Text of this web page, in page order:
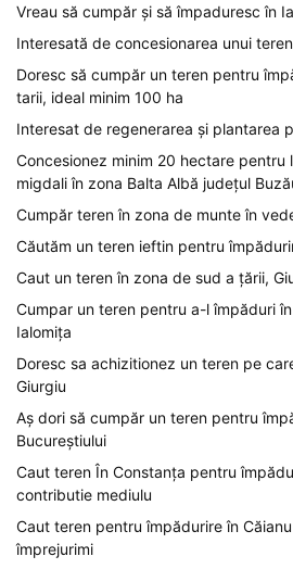
Vreau să cumpăr și să împaduresc în
Interesată de concesionarea unui
Doresc să cumpăr un teren pentru
tarii, ideal minim 100 ha
Interesat de regenerarea și plantarea
Concesionez minim 20 hectare pentru
migdali în zona Balta Albă județul
Cumpăr teren în zona de munte în
Căutăm un teren ieftin pentru
Caut un teren în zona de sud a țării,
Cumpar un teren pentru a-l împăduri
Ialomița
Doresc sa achizitionez un teren pe
Giurgiu
Aș dori să cumpăr un teren pentru
Bucureștiului
Caut teren În Constanța pentru
contributie mediulu
Caut teren pentru împădurire în
împrejurimi